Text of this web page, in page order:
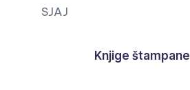
S
SJAJ
Knjige štampane